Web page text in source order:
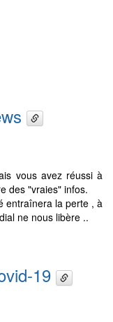
vous avez réussi à
des "vraies" infos.
entraînera la perte , à
ne nous libère ..
19